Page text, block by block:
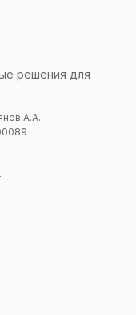
решения для
А.А.